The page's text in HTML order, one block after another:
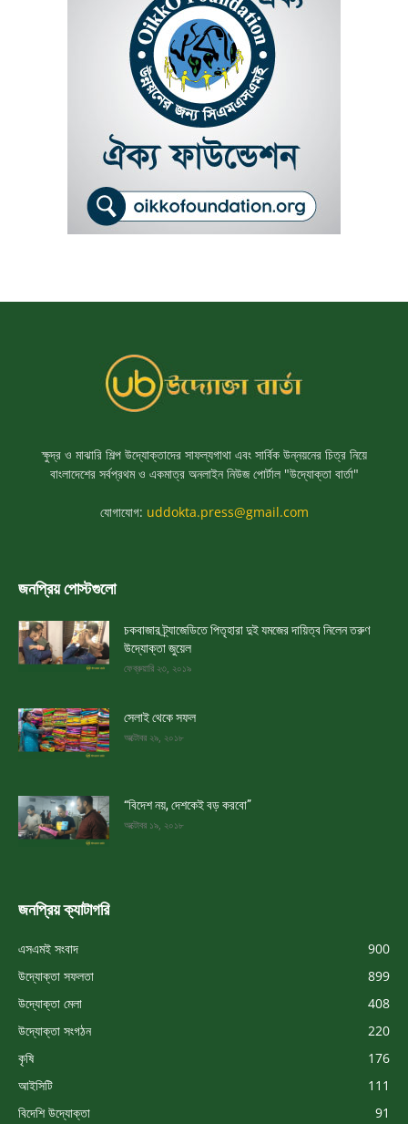
ক্ষুদ্র ও মাঝারি শিল্প উদ্যোক্তাদের সাফল্যগাথা এবং সার্বিক উন্নয়নের চিত্র নিয়ে
বাংলাদেশের সর্বপ্রথম ও একমাত্র অনলাইন নিউজ পোর্টাল "উদ্যোক্তা বার্তা"
যোগাযোগ: uddokta.press@gmail.com
জনপ্রিয় পোস্টগুলো
চকবাজার ট্র্যাজেডিতে পিতৃহারা দুই যমজের দায়িত্ব নিলেন তরুণ
উদ্যোক্তা জুয়েল
ফেব্রুয়ারি ২৩, ২০১৯
সেলাই থেকে সফল
অক্টোবর ২৯, ২০১৮
“বিদেশ নয়, দেশকেই বড় করবো”
অক্টোবর ১৯, ২০১৮
জনপ্রিয় ক্যাটাগরি
এসএমই সংবাদ
900
উদ্যোক্তা সফলতা
899
উদ্যোক্তা মেলা
408
উদ্যোক্তা সংগঠন
220
কৃষি
176
আইসিটি
111
বিদেশি উদ্যোক্তা
91